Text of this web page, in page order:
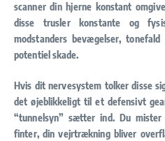
scanner din hjerne konstant
disse trusler konstante og
modstanders bevægelser,
potentiel skade.
Hvis dit nervesystem tolker disse
det øjeblikkeligt til et defensivt
“tunnelsyn” sætter ind. Du
finter, din vejrtrækning bliver